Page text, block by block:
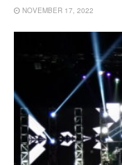
NOVEMBER 17, 2022